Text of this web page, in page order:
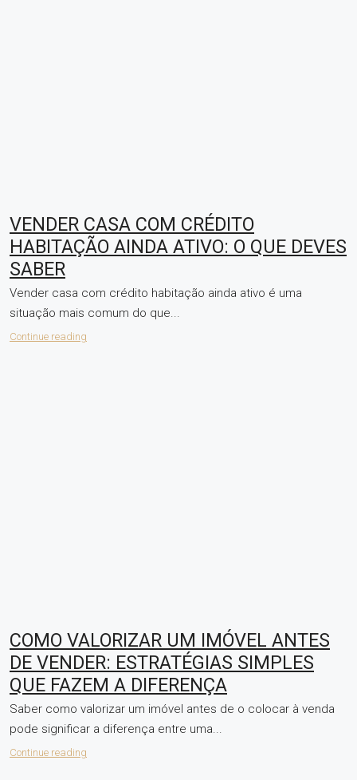
VENDER CASA COM CRÉDITO
HABITAÇÃO AINDA ATIVO: O QUE DEVES
SABER
Vender casa com crédito habitação ainda ativo é uma
situação mais comum do que...
Continue reading
COMO VALORIZAR UM IMÓVEL ANTES
DE VENDER: ESTRATÉGIAS SIMPLES
QUE FAZEM A DIFERENÇA
Saber como valorizar um imóvel antes de o colocar à venda
pode significar a diferença entre uma...
Continue reading